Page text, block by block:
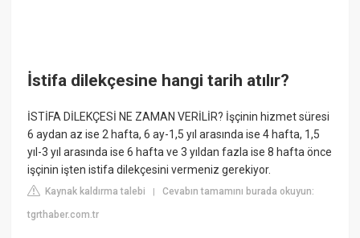
İstifa dilekçesine hangi tarih atılır?
İSTİFA DİLEKÇESİ NE ZAMAN VERİLİR? İşçinin hizmet süresi
6 aydan az ise 2 hafta, 6 ay-1,5 yıl arasında ise 4 hafta, 1,5
yıl-3 yıl arasında ise 6 hafta ve 3 yıldan fazla ise 8 hafta önce
işçinin işten istifa dilekçesini vermeniz gerekiyor.
Kaynak kaldırma talebi |Cevabın tamamını burada okuyun:
tgrthaber.com.tr